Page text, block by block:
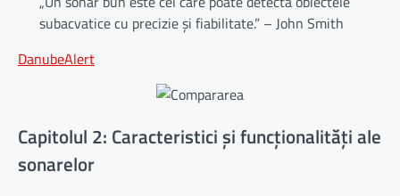
subacvatice cu precizie și fiabilitate.” – John Smith
DanubeAlert
Capitolul 2: Caracteristici și funcționalități ale
sonarelor